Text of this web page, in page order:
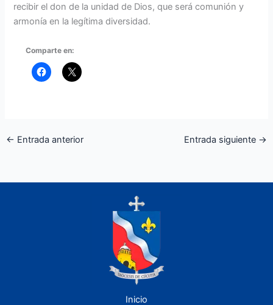
recibir el don de la unidad de Dios, que será comunión y
armonía en la legítima diversidad.
Comparte en:
← Entrada anterior Entrada siguiente →
Inicio